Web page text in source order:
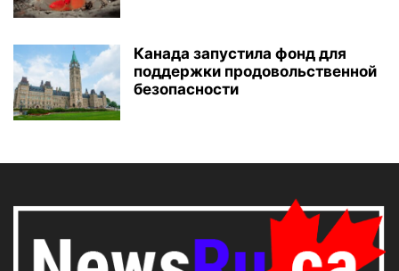
Канада запустила фонд для
поддержки продовольственной
безопасности